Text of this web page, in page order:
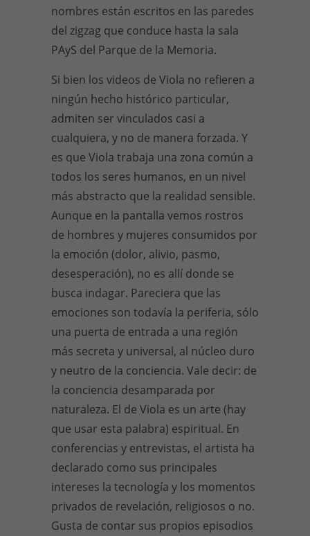
nombres están escritos en las paredes
del zigzag que conduce hasta la sala
PAyS del Parque de la Memoria.
Si bien los videos de Viola no refieren a
ningún hecho histórico particular,
admiten ser vinculados casi a
cualquiera, y no de manera forzada. Y
es que Viola trabaja una zona común a
todos los seres humanos, en un nivel
más abstracto que la realidad sensible.
Aunque en la pantalla vemos rostros
de hombres y mujeres consumidos por
la emoción (dolor, alivio, pasmo,
desesperación), no es allí donde se
busca indagar. Pareciera que las
emociones son todavía la periferia, sólo
una puerta de entrada a una región
más secreta y universal, al núcleo duro
y neutro de la conciencia. Vale decir: de
la conciencia desamparada por
naturaleza. El de Viola es un arte (hay
que usar esta palabra) espiritual. En
conferencias y entrevistas, el artista ha
declarado como sus principales
intereses la tecnología y los momentos
privados de revelación, religiosos o no.
Gusta de contar sus propios episodios